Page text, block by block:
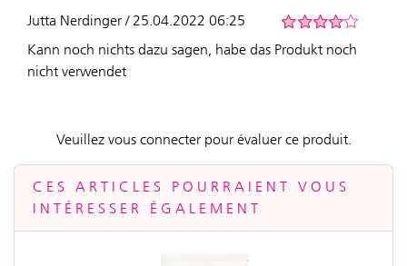
Jutta Nerdinger / 25.04.2022 06:25
Kann noch nichts dazu sagen, habe das Produkt noch
nicht verwendet
Veuillez vous connecter pour évaluer ce produit.
CES ARTICLES POURRAIENT VOUS
INTÉRESSER ÉGALEMENT